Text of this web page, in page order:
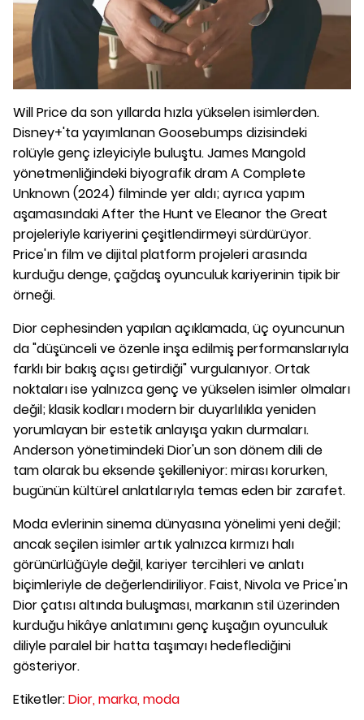
Will Price da son yıllarda hızla yükselen isimlerden.
Disney+'ta yayımlanan Goosebumps dizisindeki
rolüyle genç izleyiciyle buluştu. James Mangold
yönetmenliğindeki biyografik dram A Complete
Unknown (2024) filminde yer aldı; ayrıca yapım
aşamasındaki After the Hunt ve Eleanor the Great
projeleriyle kariyerini çeşitlendirmeyi sürdürüyor.
Price'ın film ve dijital platform projeleri arasında
kurduğu denge, çağdaş oyunculuk kariyerinin tipik bir
örneği.
Dior cephesinden yapılan açıklamada, üç oyuncunun
da "düşünceli ve özenle inşa edilmiş performanslarıyla
farklı bir bakış açısı getirdiği" vurgulanıyor. Ortak
noktaları ise yalnızca genç ve yükselen isimler olmaları
değil; klasik kodları modern bir duyarlılıkla yeniden
yorumlayan bir estetik anlayışa yakın durmaları.
Anderson yönetimindeki Dior'un son dönem dili de
tam olarak bu eksende şekilleniyor: mirası korurken,
bugünün kültürel anlatılarıyla temas eden bir zarafet.
Moda evlerinin sinema dünyasına yönelimi yeni değil;
ancak seçilen isimler artık yalnızca kırmızı halı
görünürlüğüyle değil, kariyer tercihleri ve anlatı
biçimleriyle de değerlendiriliyor. Faist, Nivola ve Price'ın
Dior çatısı altında buluşması, markanın stil üzerinden
kurduğu hikâye anlatımını genç kuşağın oyunculuk
diliyle paralel bir hatta taşımayı hedeflediğini
gösteriyor.
Etiketler:Dior,marka,moda